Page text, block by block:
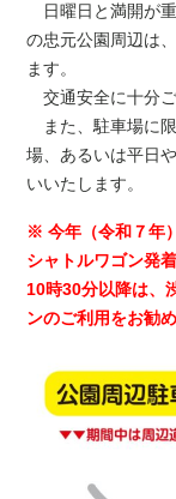
日曜日と満開が
の忠元公園周辺は
ます。
交通安全に十分ご
また、駐車場に
場、あるいは平日
いいたします。
※ 今年（令和７年
シャトルワゴン発
10時30分以降は、
ンのご利用をお勧